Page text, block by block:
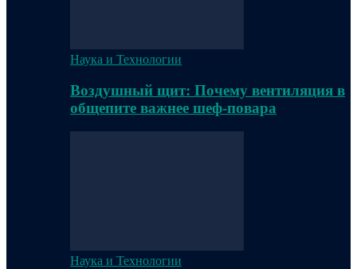
Наука и Технологии
Воздушный щит: Почему вентиляция в
общепите важнее шеф-повара
Наука и Технологии